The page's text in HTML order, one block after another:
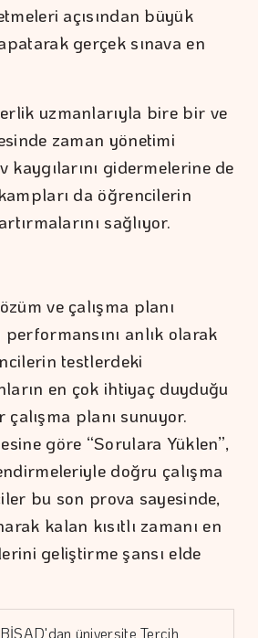
açısından büyük
gerçek sınava en
uzmanlarıyla bire bir ve
zaman yönetimi
gidermelerine de
da öğrencilerin
sağlıyor.
ve çalışma planı
anlık olarak
testlerdeki
en çok ihtiyaç duyduğu
planı sunuyor.
göre “Sorulara Yüklen”,
doğru çalışma
bu son prova sayesinde,
kalan kısıtlı zamanı en
geliştirme şansı elde
üniversite Tercih